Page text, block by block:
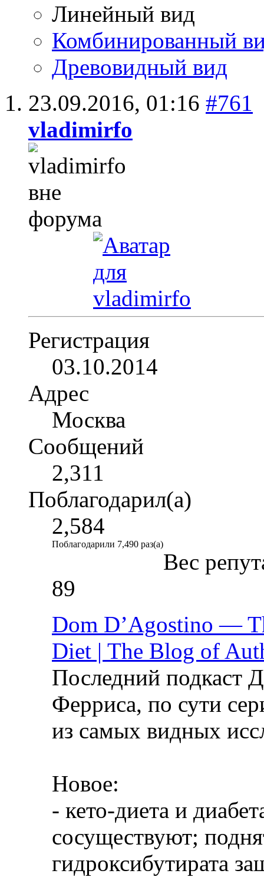
Линейный вид
Комбинированный
Древовидный вид
23.09.2016, 01:16 #761
vladimirfo
Регистрация
03.10.2014
Адрес
Москва
Сообщений
2,311
Поблагодарил(а)
2,584
Поблагодарили 7,490 раз(а)
Вес
89
Dom D’Agostino —
Diet | The Blog of
Последний подкаст
Ферриса, по сути
из самых видных
Новое:
- кето-диета и
сосуществуют;
гидроксибутирата